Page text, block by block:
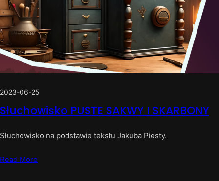
2023-06-25
Słuchowisko PUSTE SAKWY I SKARBONY
Słuchowisko na podstawie tekstu Jakuba Piesty.
Read More